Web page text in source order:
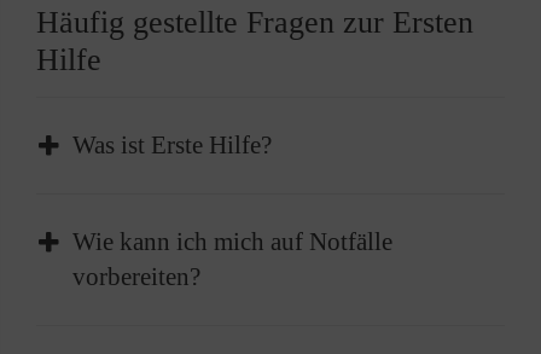
Häufig gestellte Fragen zur Ersten
Hilfe
Was ist Erste Hilfe?
Erste Hilfe ist die sofortige und
vorübergehende Hilfe, die bei plötzlichen
Wie kann ich mich auf Notfälle
vorbereiten?